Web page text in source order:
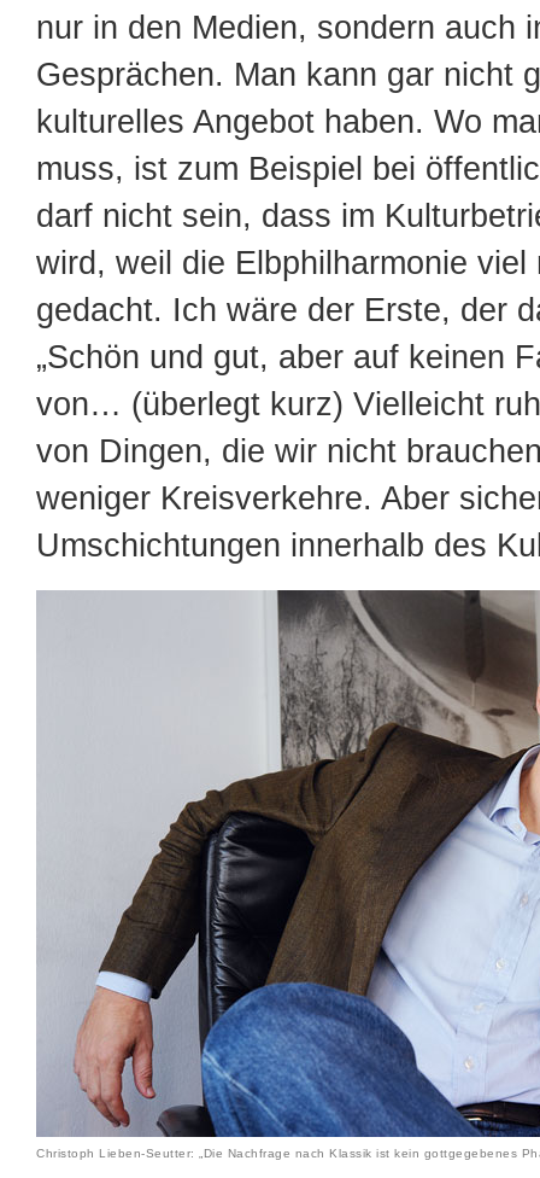
nur in den Medien, sondern auch
Gesprächen. Man kann gar nicht
kulturelles Angebot haben. Wo
muss, ist zum Beispiel bei
darf nicht sein, dass im
wird, weil die Elbphilharmonie
gedacht. Ich wäre der Erste, der
„Schön und gut, aber auf keinen
von… (überlegt kurz) Vielleicht
von Dingen, die wir nicht
weniger Kreisverkehre. Aber
Umschichtungen innerhalb des
Christoph Lieben-Seutter: „Die Nachfrage nach Klassik ist kein gottgegebenes